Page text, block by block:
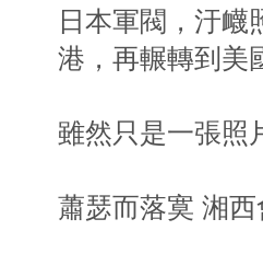
日本軍閥，汙衊
港，再輾轉到美
雖然只是一張照
蕭瑟而落寞 湘